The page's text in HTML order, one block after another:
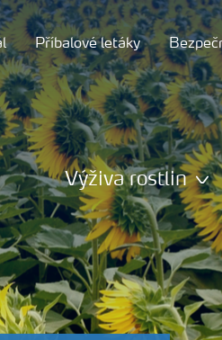
Příbalové letáky
Výživa rostlin